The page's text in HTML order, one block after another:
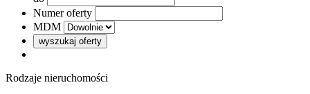
Numer oferty
MDM
wyszukaj oferty
Rodzaje nieruchomości